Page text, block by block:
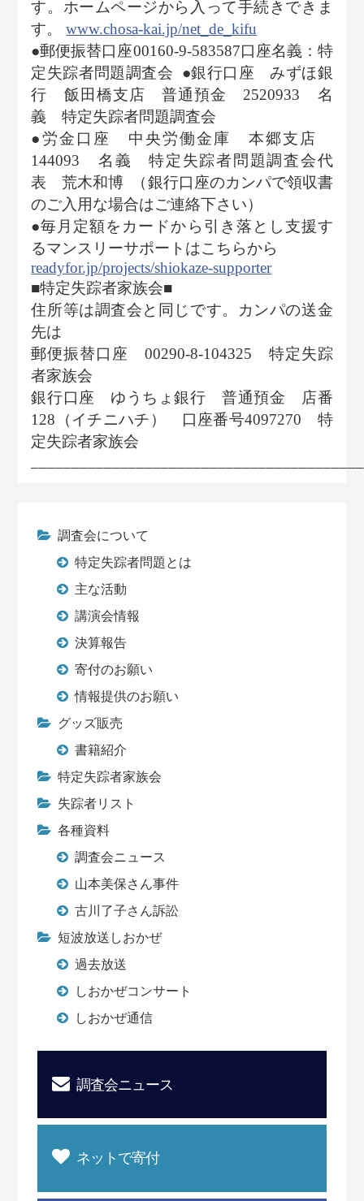
す。ホームページから入って手続きできま
す。www.chosa-kai.jp/net_de_kifu
●郵便振替口座00160-9-583587口座名義：特
定失踪者問題調査会
●銀行口座 みずほ銀
行 飯田橋支店 普通預金 2520933 名
義 特定失踪者問題調査会
●労金口座 中央労働金庫 本郷支店
144093 名義 特定失踪者問題調査会代
表 荒木和博
（銀行口座のカンパで領収書
のご入用な場合はご連絡下さい）
●毎月定額をカードから引き落とし支援す
るマンスリーサポートはこちらから
readyfor.jp/projects/shiokaze-supporter
■特定失踪者家族会■
住所等は調査会と同じです。カンパの送金
先は
郵便振替口座 00290-8-104325 特定失踪
者家族会
銀行口座 ゆうちょ銀行 普通預金 店番
128（イチニハチ） 口座番号4097270 特
定失踪者家族会
調査会について
特定失踪者問題とは
主な活動
講演会情報
決算報告
寄付のお願い
情報提供のお願い
グッズ販売
書籍紹介
特定失踪者家族会
失踪者リスト
各種資料
調査会ニュース
山本美保さん事件
古川了子さん訴訟
短波放送しおかぜ
過去放送
しおかぜコンサート
しおかぜ通信
調査会ニュース
ネットで寄付